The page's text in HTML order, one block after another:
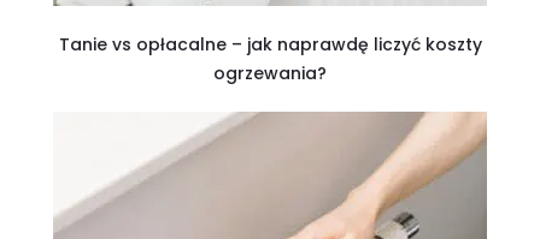
Tanie vs opłacalne – jak naprawdę liczyć koszty
ogrzewania?